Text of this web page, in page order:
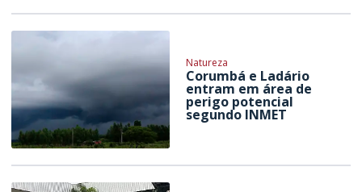
Natureza
Corumbá e Ladário
entram em área de
perigo potencial
segundo INMET